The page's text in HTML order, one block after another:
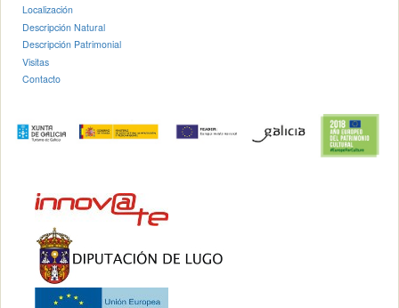
Localización
Descripción Natural
Descripción Patrimonial
Visitas
Contacto